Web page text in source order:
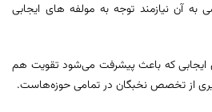
به آن نیازمند توجه به مولفه های ایجابی
ایجابی که باعث پیشرفت می‌شود تقویت هم
گیری از تخصص نخبگان در تمامی حوزه‌هاست.